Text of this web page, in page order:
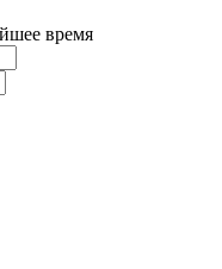
время